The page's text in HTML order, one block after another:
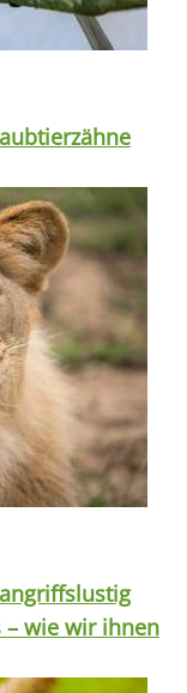
wie wir ihnen